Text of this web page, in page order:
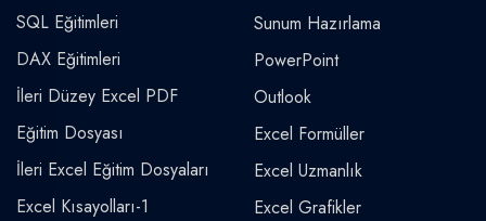
SQL Eğitimleri
DAX Eğitimleri
İleri Düzey Excel PDF
Eğitim Dosyası
İleri Excel Eğitim Dosyaları
Excel Kısayolları-1
Sunum Hazırlama
PowerPoint
Outlook
Excel Formüller
Excel Uzmanlık
Excel Grafikler